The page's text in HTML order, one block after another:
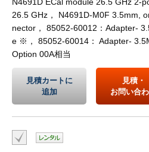
26.5 GHz， N4691D-M0F 3.5mm,
nector， 85052-60012：Adapter-
e ※， 85052-60014： Adapter-
Option 00A相当
見積カートに
追加
見積・
お問い合